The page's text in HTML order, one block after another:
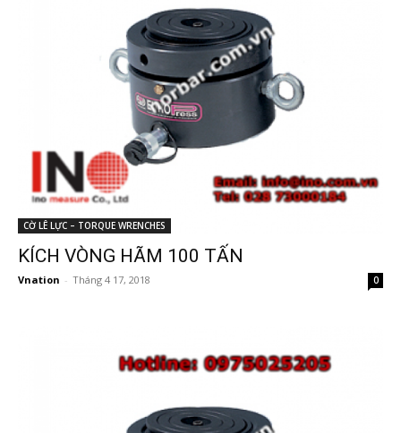
CỜ LÊ LỰC – TORQUE WRENCHES
KÍCH VÒNG HÃM 100 TẤN
Vnation - Tháng 4 17, 2018 0